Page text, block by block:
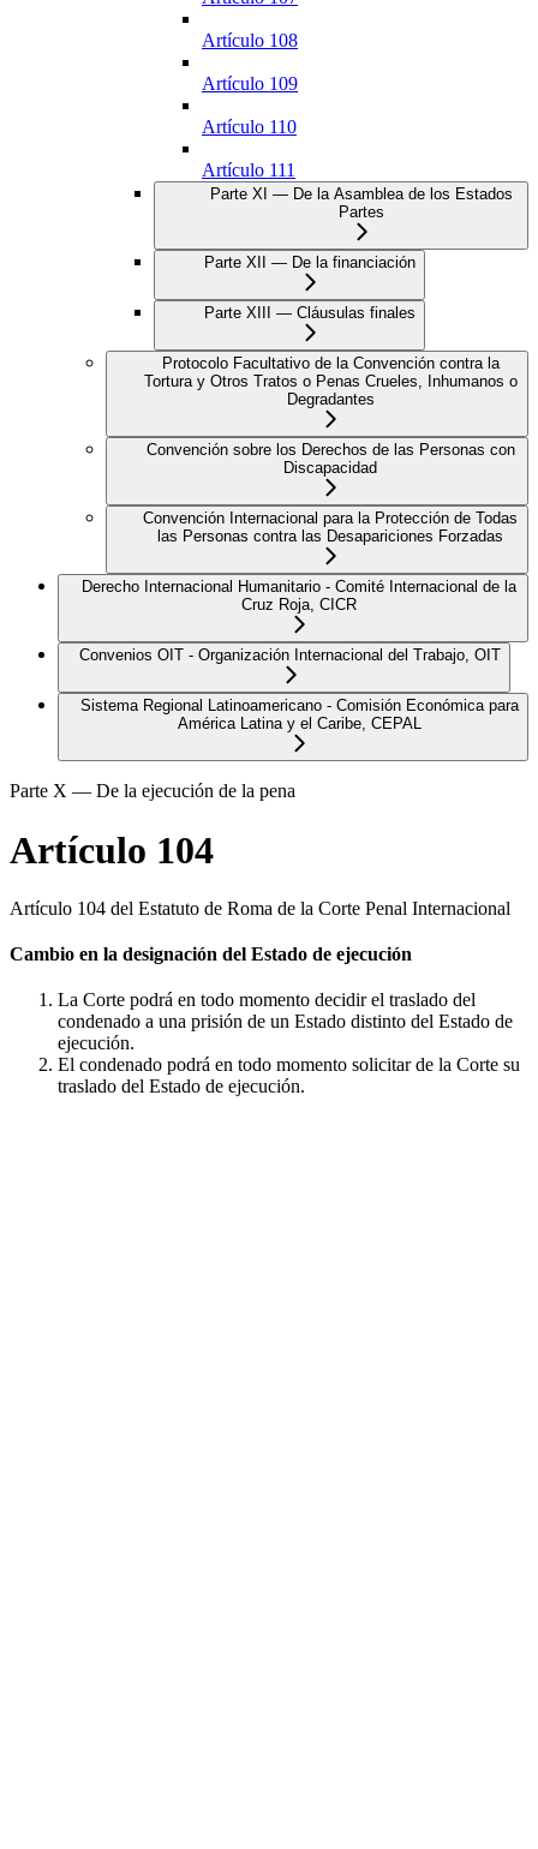
Artículo 108
Artículo 109
Artículo 110
Artículo 111
Parte XI — De la Asamblea de los Estados
Partes
Parte XII — De la financiación
Parte XIII — Cláusulas finales
Protocolo Facultativo de la Convención contra la
Tortura y Otros Tratos o Penas Crueles, Inhumanos o
Degradantes
Convención sobre los Derechos de las Personas con
Discapacidad
Convención Internacional para la Protección de Todas
las Personas contra las Desapariciones Forzadas
Derecho Internacional Humanitario - Comité Internacional de la
Cruz Roja, CICR
Convenios OIT - Organización Internacional del Trabajo, OIT
Sistema Regional Latinoamericano - Comisión Económica para
América Latina y el Caribe, CEPAL
Parte X — De la ejecución de la pena
Artículo 104
Artículo 104 del Estatuto de Roma de la Corte Penal Internacional
Cambio en la designación del Estado de ejecución
La Corte podrá en todo momento decidir el traslado del
condenado a una prisión de un Estado distinto del Estado de
ejecución.
El condenado podrá en todo momento solicitar de la Corte su
traslado del Estado de ejecución.